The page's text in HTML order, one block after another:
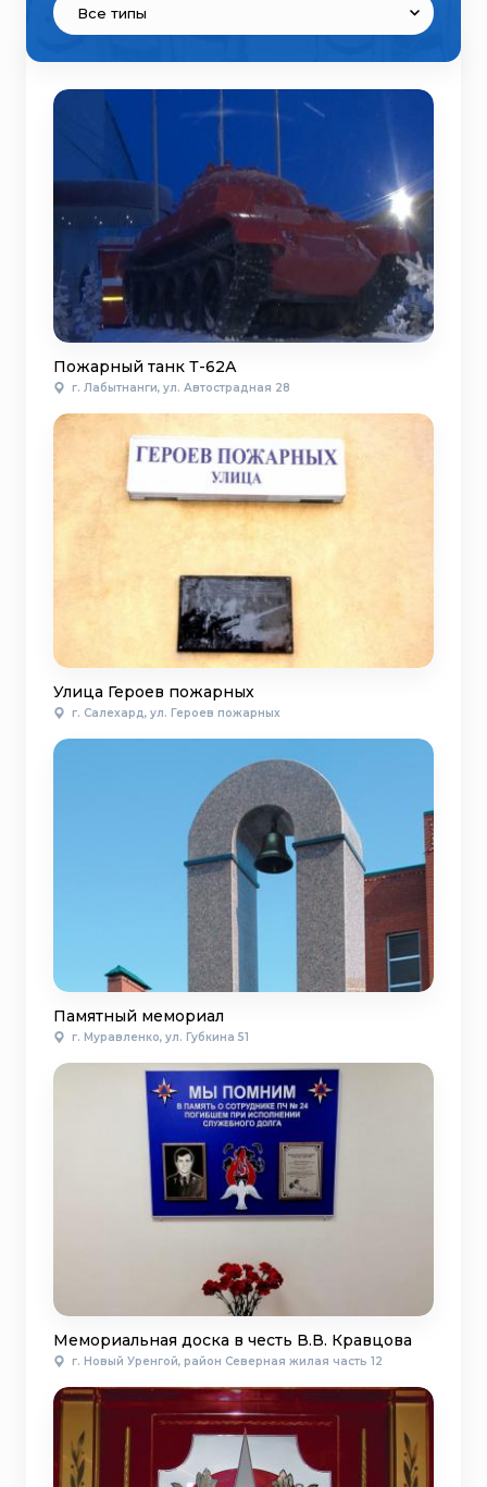
Все типы
Пожарный танк Т-62А
г. Лабытнанги, ул. Автострадная 28
Улица Героев пожарных
г. Салехард, ул. Героев пожарных
Памятный мемориал
г. Муравленко, ул. Губкина 51
Мемориальная доска в честь В.В. Кравцова
г. Новый Уренгой, район Северная жилая часть 12